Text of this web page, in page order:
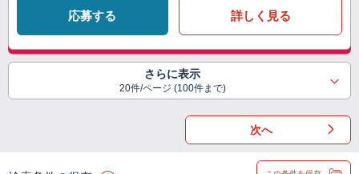
応募する 詳しく見る
さらに表示
20件/ページ (100件まで)
次へ